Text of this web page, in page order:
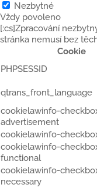
Nezbytné
Vždy povoleno
[:cs]Zpracování
stránka nemusí bez
Cookie
PHPSESSID
qtrans_front_language
cookielawinfo-
advertisement
cookielawinfo-
cookielawinfo-
functional
cookielawinfo-
necessary